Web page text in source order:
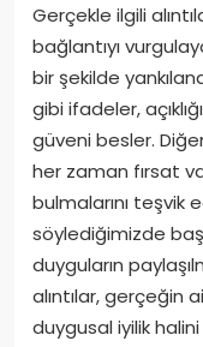
Gerçekle ilgili
bağlantıyı
bir şekilde
gibi ifadeler,
güveni besler.
her zaman fırsat
bulmalarını teşvik
söylediğimizde
duyguların
alıntılar, gerçeğin
duygusal iyilik